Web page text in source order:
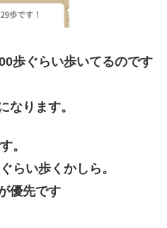
歩ぐらい歩いてるのです
なります。
。
らい歩くかしら。
優先です